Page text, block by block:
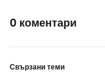
0 коментари
Свързани теми